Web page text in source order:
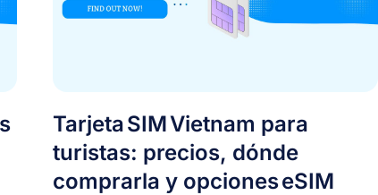
Tarjeta SIM Vietnam para
turistas: precios, dónde
comprarla y opciones eSIM